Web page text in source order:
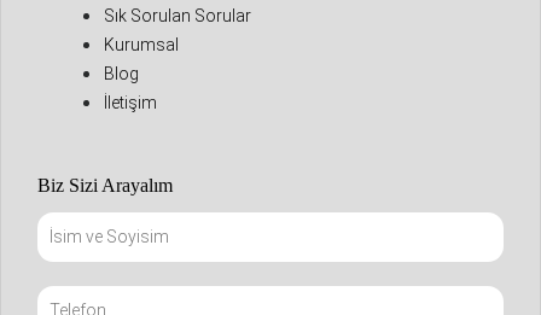
Sık Sorulan Sorular
Kurumsal
Blog
İletişim
Biz Sizi Arayalım